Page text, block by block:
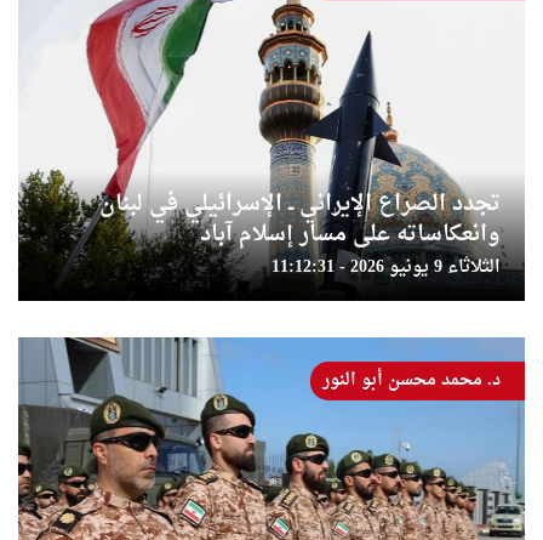
تجدد الصراع الإيراني ــ الإسرائيلي في لبنان
وانعكاساته على مسار إسلام آباد
الثلاثاء 9 يونيو 2026 - 11:12:31
د. محمد محسن أبو النور